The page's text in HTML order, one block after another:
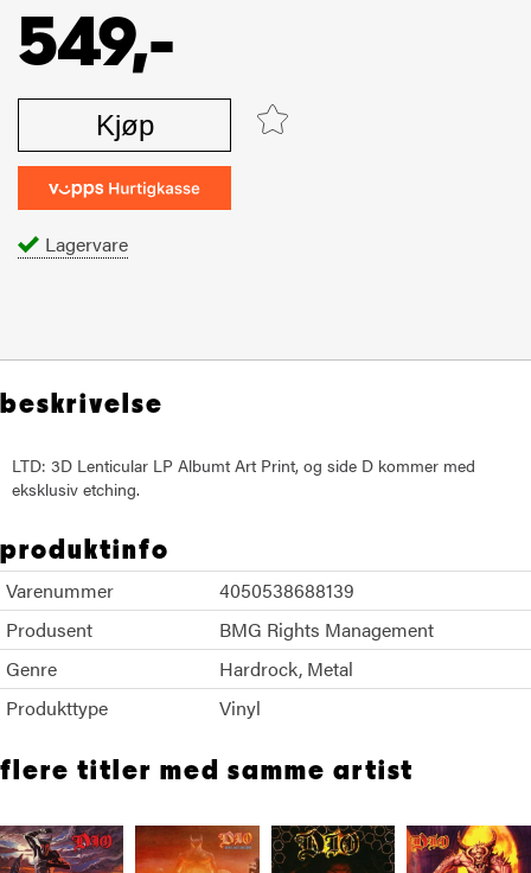
549,-
Kjøp
Lagervare
beskrivelse
LTD: 3D Lenticular LP Albumt Art Print, og side D kommer med
eksklusiv etching.
produktinfo
Varenummer
4050538688139
Produsent
BMG Rights Management
Genre
Hardrock Metal
Produkttype
Vinyl
flere titler med samme artist